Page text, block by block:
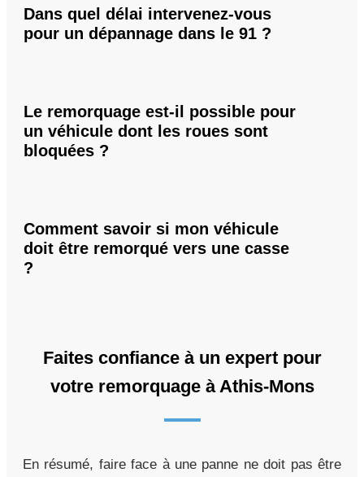
Dans quel délai intervenez-vous
pour un dépannage dans le 91 ?
Le remorquage est-il possible pour
un véhicule dont les roues sont
bloquées ?
Comment savoir si mon véhicule
doit être remorqué vers une casse
?
Faites confiance à un expert pour
votre remorquage à Athis-Mons
En résumé, faire face à une panne ne doit pas être